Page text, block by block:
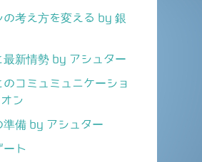
の考え方を変える by 銀
最新情勢 by アシュター
コミュミュニケーショ
ン
準備 by アシュター
ート